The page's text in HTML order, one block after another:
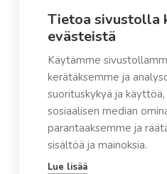
Rekisteröidy
Tietoa sivustolla
evästeistä
Käytämme
kerätäksemme ja
suorituskykyä ja
sosiaalisen median
parantaaksemme ja
sisältöä ja mainoksia.
Lue lisää